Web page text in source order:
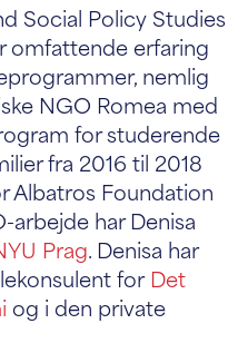
Social Policy Studies
omfattende erfaring
nemlig
NGO Romea med
for studerende
fra 2016 til 2018
Albatros Foundation
arbejde har Denisa
Prag. Denisa har
forDet
og i den private